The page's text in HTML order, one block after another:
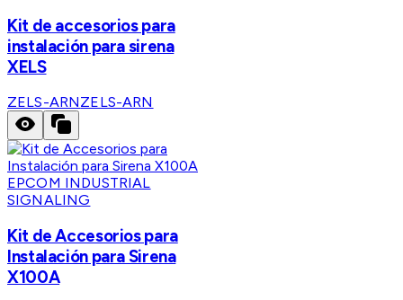
Kit de accesorios para
instalación para sirena
XELS
ZELS-ARNZELS-ARN
EPCOM INDUSTRIAL
SIGNALING
Kit de Accesorios para
Instalación para Sirena
X100A